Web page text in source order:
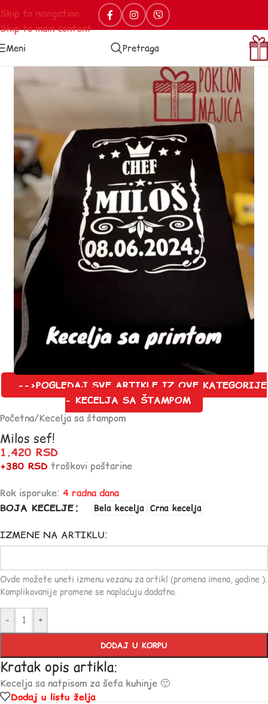
Skip to navigation
Skip to main content
Meni Pretraga
-->POGLEDAJ SVE ARTIKLE IZ OVE KATEGORIJE
- KECELJA SA ŠTAMPOM
Početna/Kecelja sa štampom
Milos sef!
1.420 RSD
+380 RSD troškovi poštarine
Rok isporuke: 4 radna dana
BOJA KECELJE
Bela kecelja Crna kecelja
IZMENE NA ARTIKLU:
Ovde možete uneti izmenu vezanu za artikl (promena imena, godine ).
Komplikovanije promene se naplaćuju dadatno.
- +
DODAJ U KORPU
Kratak opis artikla:
Kecelja sa natpisom za šefa kuhinje 🙂
Dodaj u listu želja